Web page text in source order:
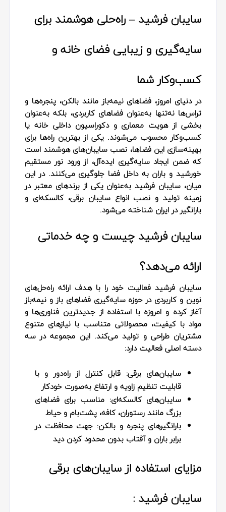
سایبان فرشید – راه‌حلی هوشمند برای
سایه‌گیری و زیبایی فضای خانه و
کسب‌وکار شما
در دنیای امروز، فضاهای نیمه‌باز مانند بالکن، پنجره‌ها و
تراس‌ها نه‌تنها به‌عنوان فضاهای کاربردی، بلکه به‌عنوان
بخشی از هویت معماری و دکوراسیون داخلی خانه یا
کسب‌وکار محسوب می‌شوند. یکی از بهترین راه‌ها برای
بهینه‌سازی این فضاها، نصب سایبان‌های هوشمند است
که ضمن ایجاد سایه‌گیری ایده‌آل، از ورود نور مستقیم
خورشید و باران به داخل فضا جلوگیری می‌کنند. در این
میان، سایبان فرشید به‌عنوان یکی از برندهای معتبر در
زمینه تولید و نصب انواع سایبان برقی، کالسکه‌ای و
بارانگیر در ایران شناخته می‌شود.
سایبان فرشید چیست و چه خدماتی
ارائه می‌دهد؟
سایبان فرشید فعالیت خود را با هدف ارائه راه‌حل‌های
نوین و کاربردی در حوزه سایه‌گیری فضاهای باز و نیمه‌باز
آغاز کرده و امروزه با استفاده از جدیدترین فناوری‌ها و
مواد با کیفیت، محصولاتی متناسب با نیازهای متنوع
مشتریان طراحی و تولید می‌کند. این مجموعه در سه
دسته اصلی فعالیت دارد:
سایبان‌های برقی: قابل کنترل از راه‌دور و با
قابلیت تنظیم زاویه و ارتفاع به‌صورت خودکار
سایبان‌های کالسکه‌ای: مناسب برای فضاهای
بزرگ مانند رستوران، کافه، پشت‌بام و حیاط
بارانگیرهای پنجره و بالکن: جهت محافظت در
برابر باران و آفتاب بدون محدود کردن دید
مزایای استفاده از سایبان‌های برقی
سایبان فرشید :